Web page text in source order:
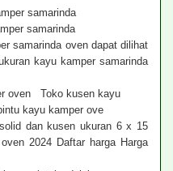
samarinda
samarinda
samarinda oven dapat dilihat
kayu kamper samarinda
oven Toko kusen kayu
kayu kamper ove
dan kusen ukuran 6 x 15
2024 Daftar harga Harga